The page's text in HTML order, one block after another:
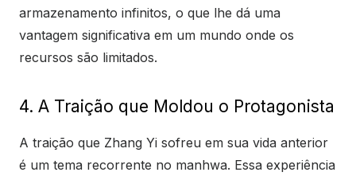
armazenamento infinitos, o que lhe dá uma
vantagem significativa em um mundo onde os
recursos são limitados.
4. A Traição que Moldou o Protagonista
A traição que Zhang Yi sofreu em sua vida anterior
é um tema recorrente no manhwa. Essa experiência